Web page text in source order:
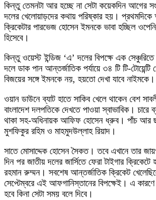
কিন্তু তেমনটা আর হচ্ছে না সেটা কয়েকদিন আগের
দলের খেলোয়াড়দের কথায় পরিষ্কার হয়। প্রথমদিকে
ক্রিকেটার পারভেজ হোসেন ইমনকে ভাবা হচ্ছিল
হিসেবে।
কিন্তু ওয়েস্ট ইন্ডিজ ‘এ’ দলের বিপক্ষে এক
দলে ডাক পান আন্তর্জাতিক পর্যায়ে ৩৪ টি টি-
বিজয়ের সঙ্গে ইমনকে নয়, হয়তো দেখা যাবে নাইমকে।
ওয়ান ডাউনে ব্যাট হাতে সাকিব খেলে থাকেন বেশ
বাংলাদেশ দলপতিকে দেখতে পাওয়া স্বাভাবিক। চারে
থাকা সহ-অধিনায়ক আফিফ হোসেন ধ্রুব। পাঁচ আর
মুশফিকুর রহিম ও মাহমুদউল্লাহ রিয়াদ।
সাতে মোসাদ্দেক হোসেন সৈকত। তবে এখানে তার
দিন পর জাতীয় দলের জার্সিতে ফেরা টাইগার ক্রিকেটে
রহমান রুম্মন। সবশেষ আন্তর্জাতিক ক্রিকেট
সেপ্টেম্বরে এই আফগানিস্তানের বিপক্ষেই। এ কারণে
হবে কিনা সেটা সময় বলে দিবে।